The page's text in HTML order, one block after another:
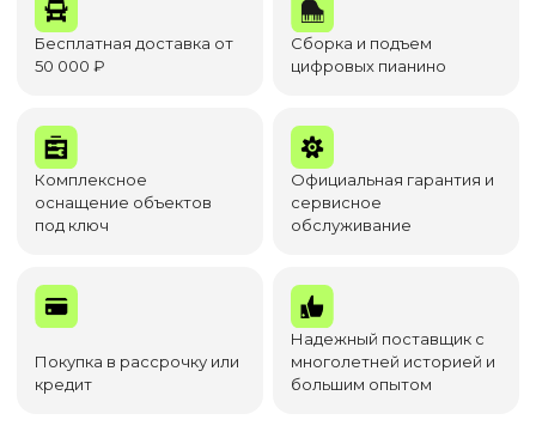
Бесплатная доставка от
50 000 ₽
Сборка и подъем
цифровых пианино
Комплексное
оснащение объектов
под ключ
Официальная гарантия и
сервисное
обслуживание
Покупка в рассрочку или
кредит
Надежный поставщик с
многолетней историей и
большим опытом